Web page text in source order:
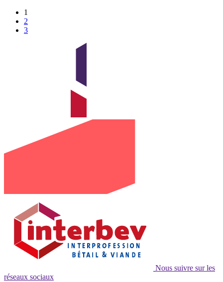
1
2
3
Nous suivre sur les
réseaux sociaux